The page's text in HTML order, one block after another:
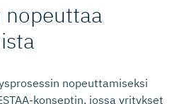
nopeuttaa
nopeuttamiseksi
konseptin, jossa yritykset